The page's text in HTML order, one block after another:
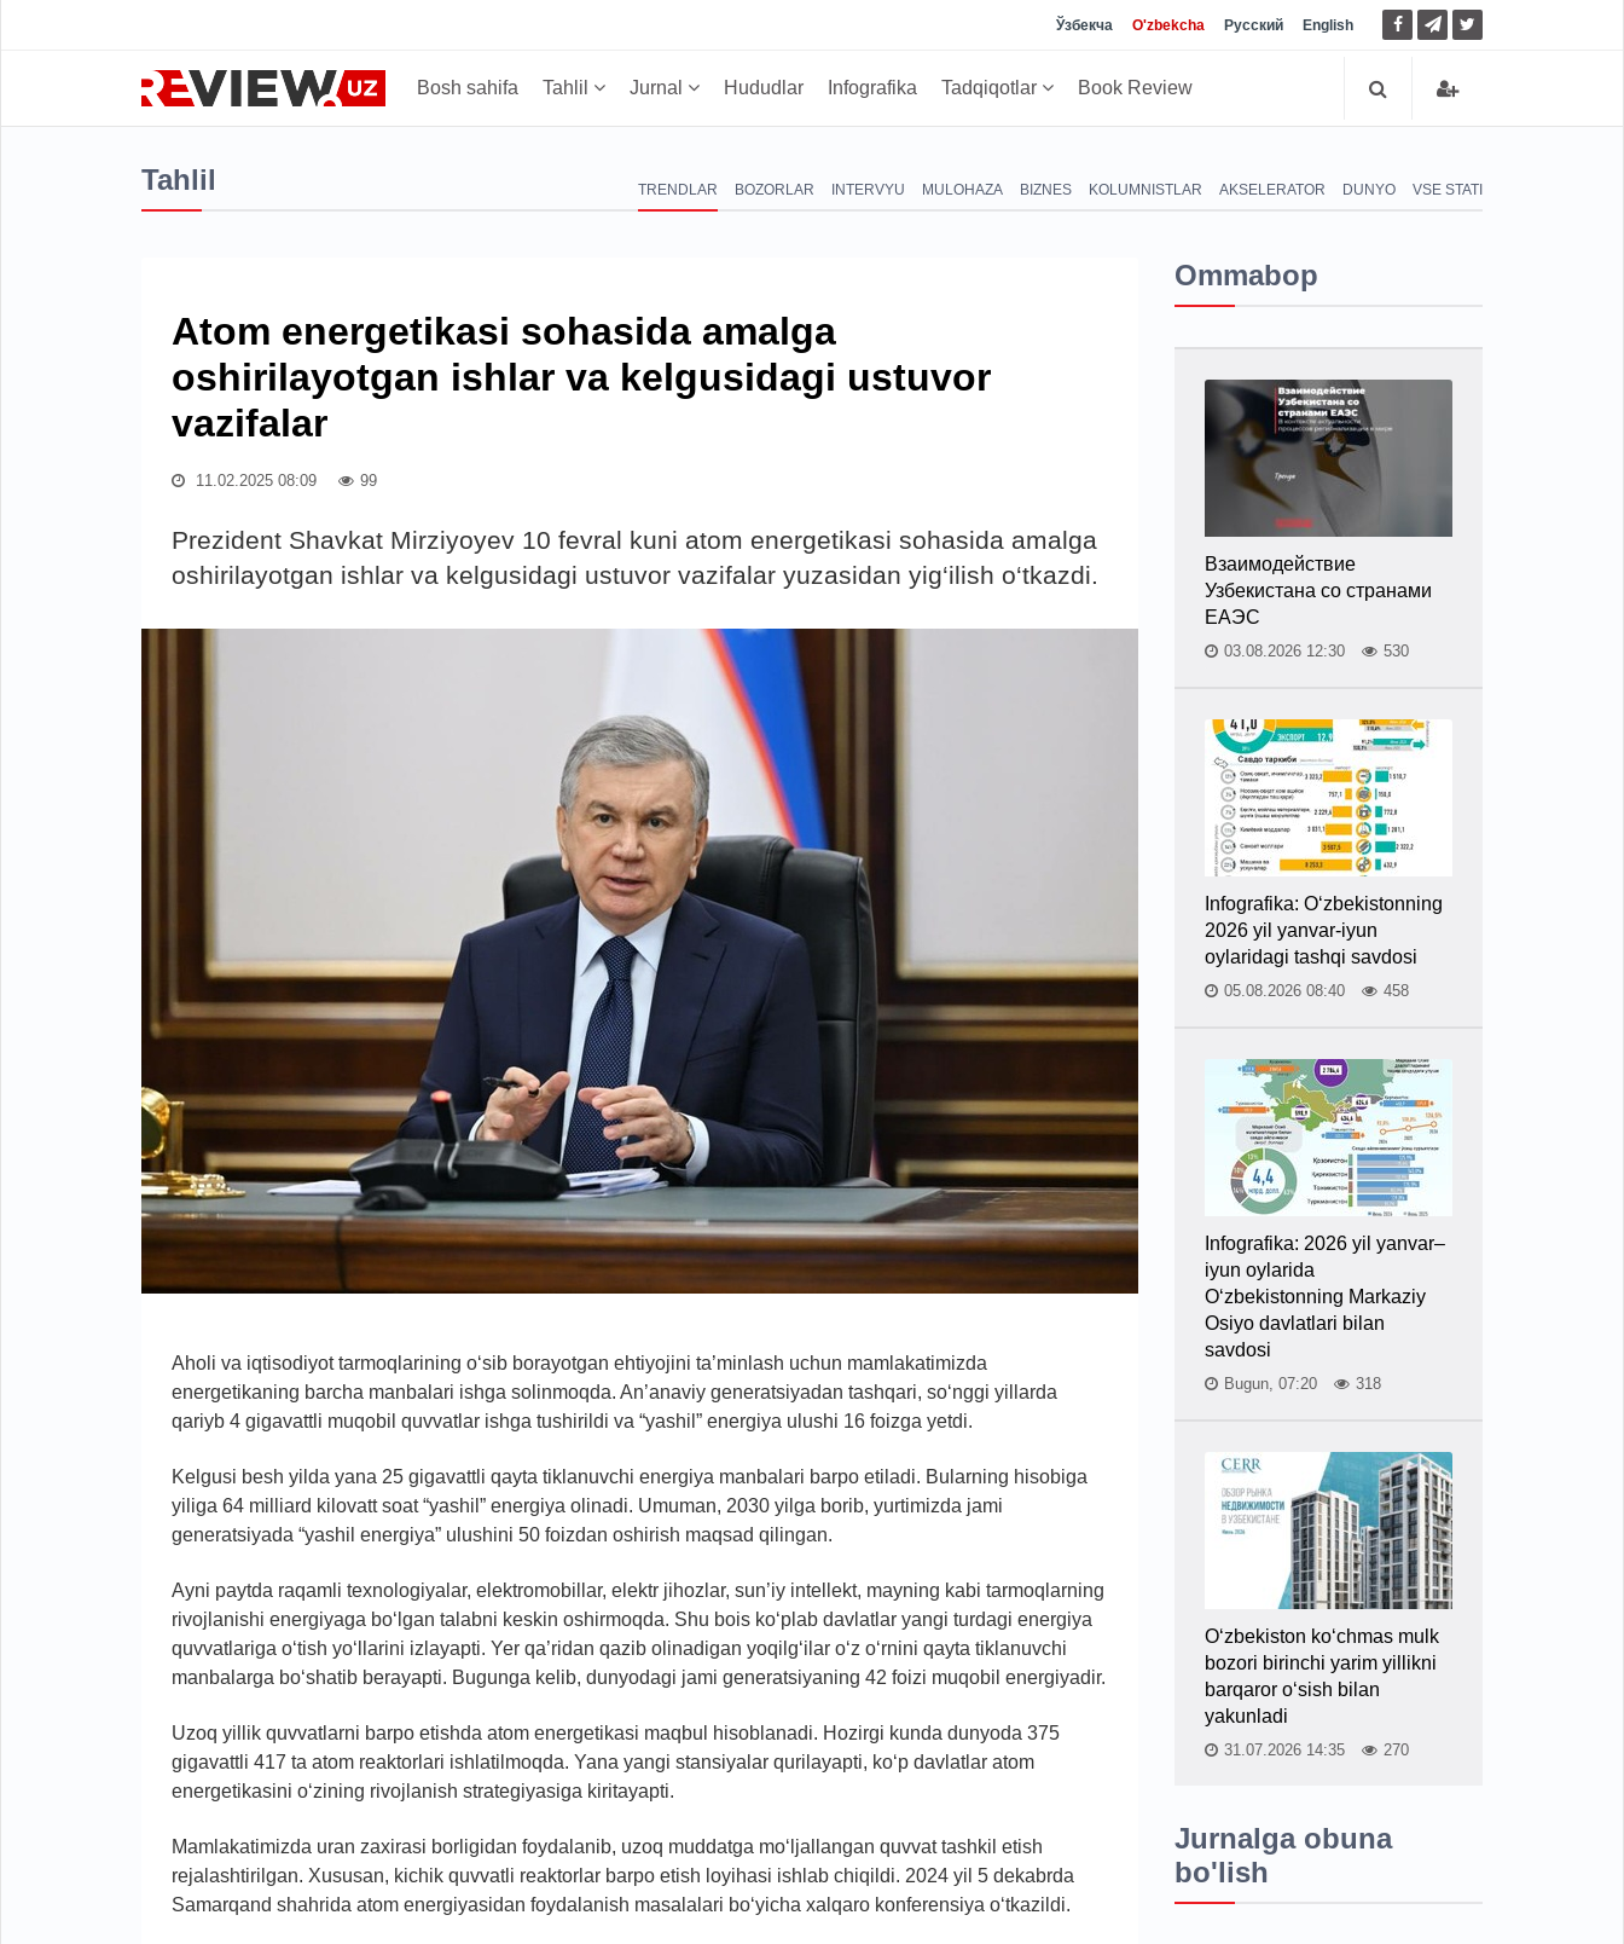
Ўзбекча O'zbekcha Русский English
Bosh sahifa Tahlil Jurnal Hududlar Infografika Tadqiqotlar Book Review
Tahlil TRENDLAR BOZORLAR INTERVYU MULOHAZA BIZNES KOLUMNISTLAR AKSELERATOR DUNYO VSE STATI
Atom energetikasi sohasida amalga
oshirilayotgan ishlar va kelgusidagi ustuvor
vazifalar
11.02.2025 08:09 99
Prezident Shavkat Mirziyoyev 10 fevral kuni atom energetikasi sohasida amalga
oshirilayotgan ishlar va kelgusidagi ustuvor vazifalar yuzasidan yig‘ilish o‘tkazdi.
Aholi va iqtisodiyot tarmoqlarining o‘sib borayotgan ehtiyojini ta’minlash uchun mamlakatimizda
energetikaning barcha manbalari ishga solinmoqda. An’anaviy generatsiyadan tashqari, so‘nggi yillarda
qariyb 4 gigavattli muqobil quvvatlar ishga tushirildi va “yashil” energiya ulushi 16 foizga yetdi.
Kelgusi besh yilda yana 25 gigavattli qayta tiklanuvchi energiya manbalari barpo etiladi. Bularning hisobiga
yiliga 64 milliard kilovatt soat “yashil” energiya olinadi. Umuman, 2030 yilga borib, yurtimizda jami
generatsiyada “yashil energiya” ulushini 50 foizdan oshirish maqsad qilingan.
Ayni paytda raqamli texnologiyalar, elektromobillar, elektr jihozlar, sun’iy intellekt, mayning kabi tarmoqlarning
rivojlanishi energiyaga bo‘lgan talabni keskin oshirmoqda. Shu bois ko‘plab davlatlar yangi turdagi energiya
quvvatlariga o‘tish yo‘llarini izlayapti. Yer qa’ridan qazib olinadigan yoqilg‘ilar o‘z o‘rnini qayta tiklanuvchi
manbalarga bo‘shatib berayapti. Bugunga kelib, dunyodagi jami generatsiyaning 42 foizi muqobil energiyadir.
Uzoq yillik quvvatlarni barpo etishda atom energetikasi maqbul hisoblanadi. Hozirgi kunda dunyoda 375
gigavattli 417 ta atom reaktorlari ishlatilmoqda. Yana yangi stansiyalar qurilayapti, ko‘p davlatlar atom
energetikasini o‘zining rivojlanish strategiyasiga kiritayapti.
Mamlakatimizda uran zaxirasi borligidan foydalanib, uzoq muddatga mo‘ljallangan quvvat tashkil etish
rejalashtirilgan. Xususan, kichik quvvatli reaktorlar barpo etish loyihasi ishlab chiqildi. 2024 yil 5 dekabrda
Samarqand shahrida atom energiyasidan foydalanish masalalari bo‘yicha xalqaro konferensiya o‘tkazildi.
Ommabop
Взаимодействие
Узбекистана со странами
ЕАЭС
03.08.2026 12:30 530
Infografika: O‘zbekistonning
2026 yil yanvar-iyun
oylaridagi tashqi savdosi
05.08.2026 08:40 458
Infografika: 2026 yil yanvar–
iyun oylarida
O‘zbekistonning Markaziy
Osiyo davlatlari bilan
savdosi
Bugun, 07:20 318
O‘zbekiston ko‘chmas mulk
bozori birinchi yarim yillikni
barqaror o‘sish bilan
yakunladi
31.07.2026 14:35 270
Jurnalga obuna
bo'lish